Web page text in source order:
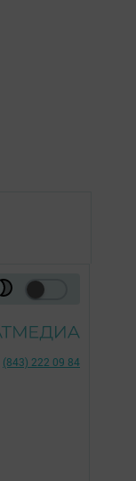
(843) 222 09 84